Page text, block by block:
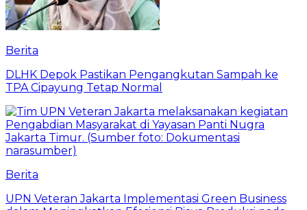
Berita
DLHK Depok Pastikan Pengangkutan Sampah ke
TPA Cipayung Tetap Normal
Berita
UPN Veteran Jakarta Implementasi Green Business